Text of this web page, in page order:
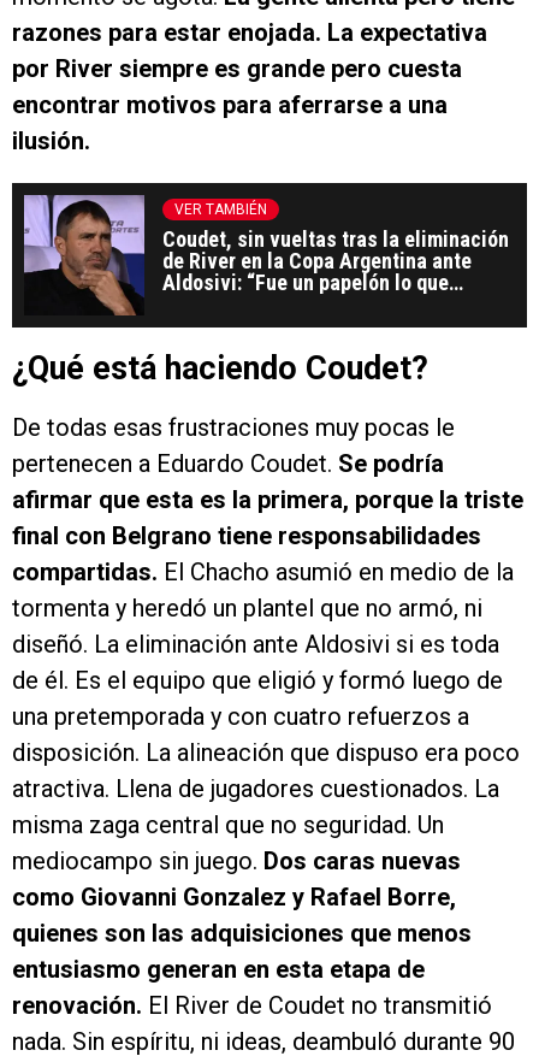
razones para estar enojada. La expectativa
por River siempre es grande pero cuesta
encontrar motivos para aferrarse a una
ilusión.
VER TAMBIÉN
Coudet, sin vueltas tras la eliminación
de River en la Copa Argentina ante
Aldosivi: “Fue un papelón lo que
¿Qué está haciendo Coudet?
De todas esas frustraciones muy pocas le
pertenecen a Eduardo Coudet. Se podría
afirmar que esta es la primera, porque la triste
final con Belgrano tiene responsabilidades
compartidas. El Chacho asumió en medio de la
tormenta y heredó un plantel que no armó, ni
diseñó. La eliminación ante Aldosivi si es toda
de él. Es el equipo que eligió y formó luego de
una pretemporada y con cuatro refuerzos a
disposición. La alineación que dispuso era poco
atractiva. Llena de jugadores cuestionados. La
misma zaga central que no seguridad. Un
mediocampo sin juego. Dos caras nuevas
como Giovanni Gonzalez y Rafael Borre,
quienes son las adquisiciones que menos
entusiasmo generan en esta etapa de
renovación. El River de Coudet no transmitió
nada. Sin espíritu, ni ideas, deambuló durante 90